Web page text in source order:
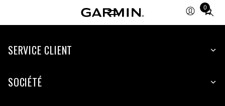
0
Total
items
cart:
SERVICE CLIENT
SOCIÉTÉ